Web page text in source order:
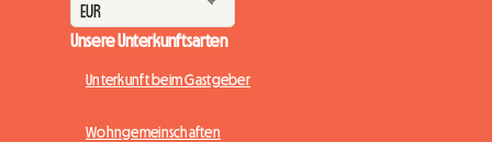
Unsere Unterkunftsarten
Unterkunft beim Gastgeber
Wohngemeinschaften